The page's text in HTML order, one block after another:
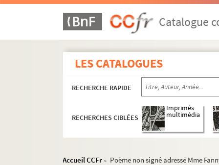
Catalogue
LES CATALOGUES
RECHERCHE RAPIDE
RECHERCHES CIBLÉES
Imprimés
multimédia
Accueil CCFr > Poème non signé adressé Mme